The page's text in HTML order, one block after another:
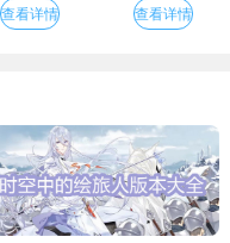
查看详情
查看详情